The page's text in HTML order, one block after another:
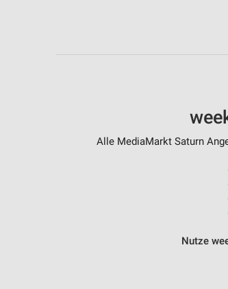
Alle MediaMarkt Saturn
Nutze